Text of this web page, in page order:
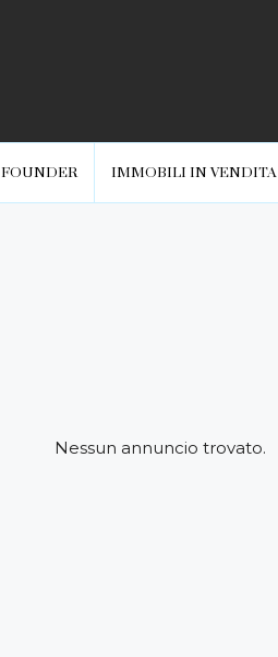
FOUNDER IMMOBILI IN VENDITA
Nessun annuncio trovato.